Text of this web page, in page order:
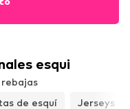
esqui
de esquí Jerseys y